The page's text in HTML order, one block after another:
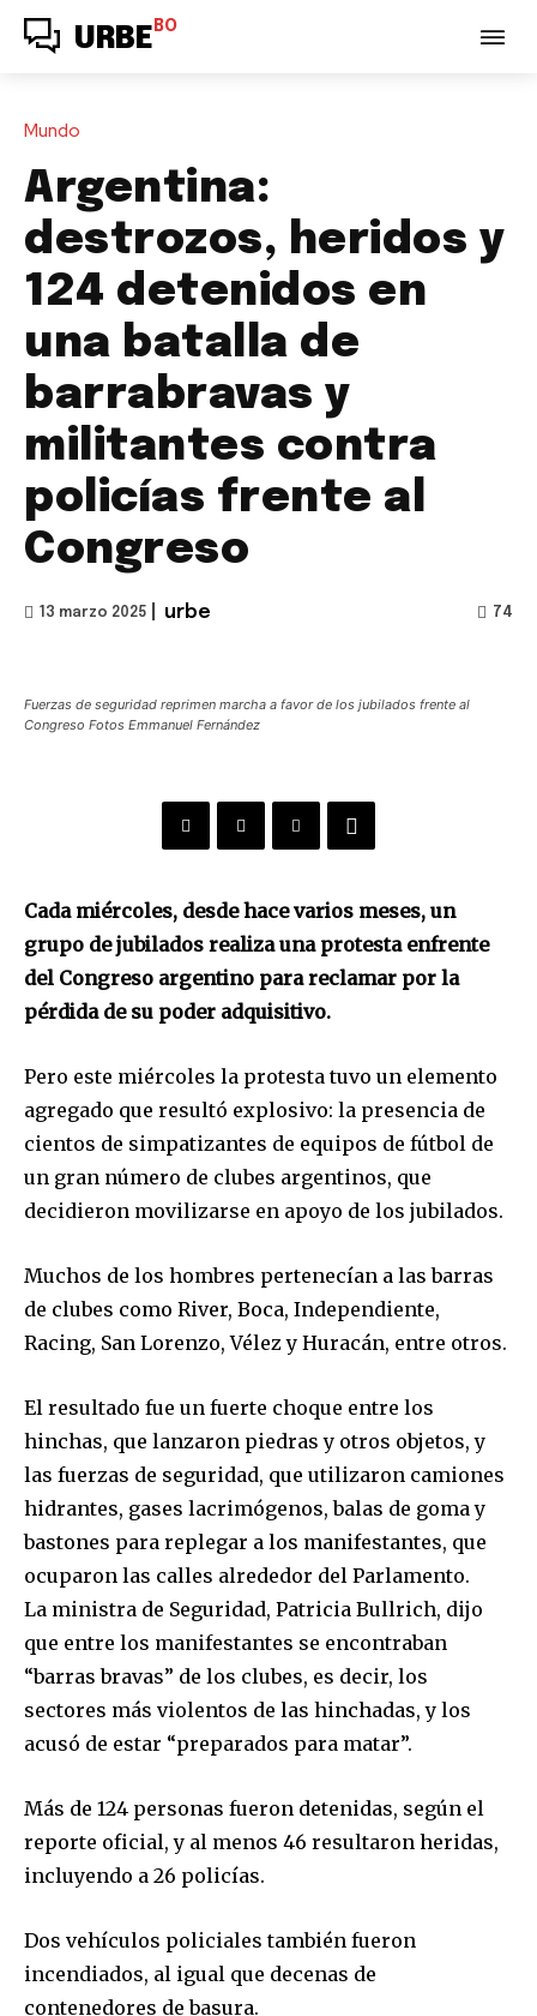
URBE BO
Mundo
Argentina:
destrozos, heridos y
124 detenidos en
una batalla de
barrabravas y
militantes contra
policías frente al
Congreso
13 marzo 2025 urbe 74
Fuerzas de seguridad reprimen marcha a favor de los jubilados frente al
Congreso Fotos Emmanuel Fernández
Cada miércoles, desde hace varios meses, un
grupo de jubilados realiza una protesta enfrente
del Congreso argentino para reclamar por la
pérdida de su poder adquisitivo.
Pero este miércoles la protesta tuvo un elemento
agregado que resultó explosivo: la presencia de
cientos de simpatizantes de equipos de fútbol de
un gran número de clubes argentinos, que
decidieron movilizarse en apoyo de los jubilados.
Muchos de los hombres pertenecían a las barras
de clubes como River, Boca, Independiente,
Racing, San Lorenzo, Vélez y Huracán, entre otros.
El resultado fue un fuerte choque entre los
hinchas, que lanzaron piedras y otros objetos, y
las fuerzas de seguridad, que utilizaron camiones
hidrantes, gases lacrimógenos, balas de goma y
bastones para replegar a los manifestantes, que
ocuparon las calles alrededor del Parlamento.
La ministra de Seguridad, Patricia Bullrich, dijo
que entre los manifestantes se encontraban
“barras bravas” de los clubes, es decir, los
sectores más violentos de las hinchadas, y los
acusó de estar “preparados para matar”.
Más de 124 personas fueron detenidas, según el
reporte oficial, y al menos 46 resultaron heridas,
incluyendo a 26 policías.
Dos vehículos policiales también fueron
incendiados, al igual que decenas de
contenedores de basura.